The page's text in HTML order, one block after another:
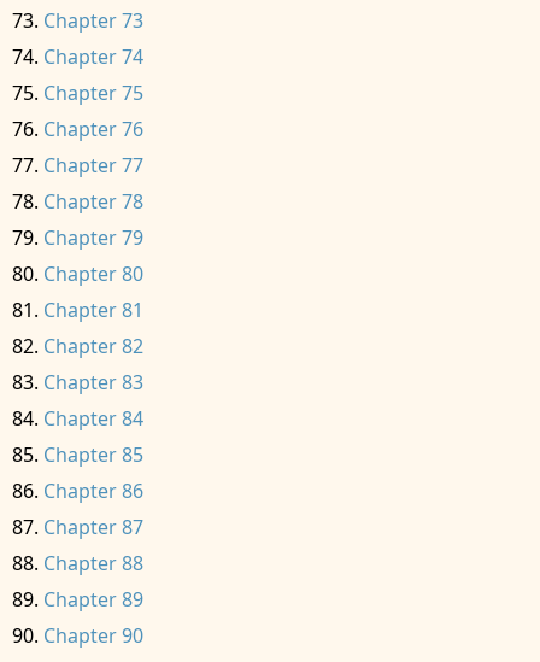
Chapter 73
Chapter 74
Chapter 75
Chapter 76
Chapter 77
Chapter 78
Chapter 79
Chapter 80
Chapter 81
Chapter 82
Chapter 83
Chapter 84
Chapter 85
Chapter 86
Chapter 87
Chapter 88
Chapter 89
Chapter 90